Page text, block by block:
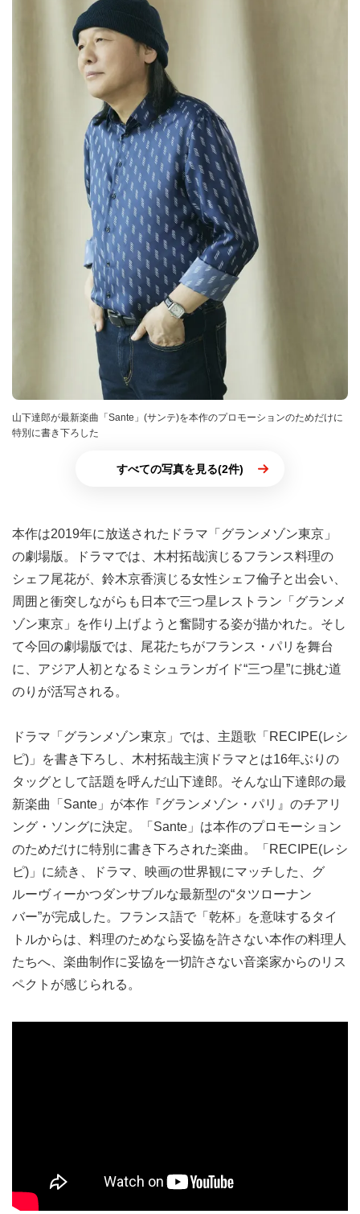
山下達郎が最新楽曲「Sante」(サンテ)を本作のプロモーションのためだけに
特別に書き下ろした
すべての写真を見る(2件)
本作は2019年に放送されたドラマ「グランメゾン東京」
の劇場版。ドラマでは、木村拓哉演じるフランス料理の
シェフ尾花が、鈴木京香演じる女性シェフ倫子と出会い、
周囲と衝突しながらも日本で三つ星レストラン「グランメ
ゾン東京」を作り上げようと奮闘する姿が描かれた。そし
て今回の劇場版では、尾花たちがフランス・パリを舞台
に、アジア人初となるミシュランガイド“三つ星”に挑む道
のりが活写される。
ドラマ「グランメゾン東京」では、主題歌「RECIPE(レシ
ピ)」を書き下ろし、木村拓哉主演ドラマとは16年ぶりの
タッグとして話題を呼んだ山下達郎。そんな山下達郎の最
新楽曲「Sante」が本作『グランメゾン・パリ』のチアリ
ング・ソングに決定。「Sante」は本作のプロモーション
のためだけに特別に書き下ろされた楽曲。「RECIPE(レシ
ピ)」に続き、ドラマ、映画の世界観にマッチした、グ
ルーヴィーかつダンサブルな最新型の“タツローナン
バー”が完成した。フランス語で「乾杯」を意味するタイ
トルからは、料理のためなら妥協を許さない本作の料理人
たちへ、楽曲制作に妥協を一切許さない音楽家からのリス
ペクトが感じられる。